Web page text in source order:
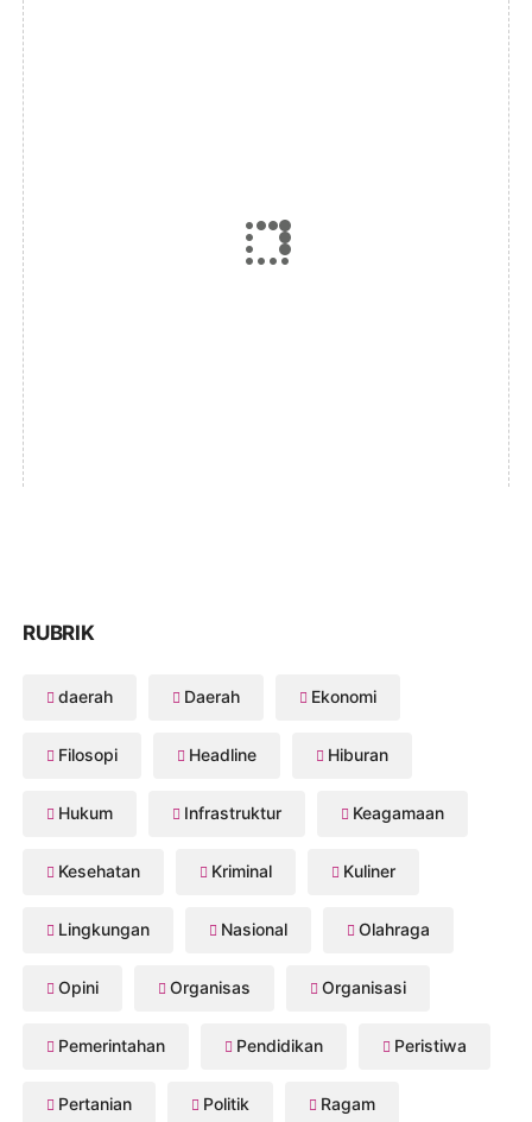
RUBRIK
daerah Daerah Ekonomi
Filosopi Headline Hiburan
Hukum Infrastruktur Keagamaan
Kesehatan Kriminal Kuliner
Lingkungan Nasional Olahraga
Opini Organisas Organisasi
Pemerintahan Pendidikan Peristiwa
Pertanian Politik Ragam